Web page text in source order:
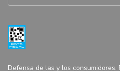
Defensa de las y los consumidores.